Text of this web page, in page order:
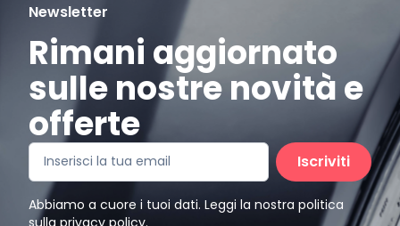
Newsletter
Rimani aggiornato
sulle nostre novità e
offerte
Iscriviti
Abbiamo a cuore i tuoi dati. Leggi la nostra politica
sulla privacy policy.